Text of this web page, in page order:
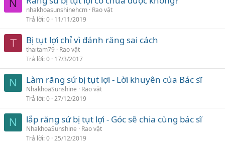
N
nhakhoasunshinehcm Rao vặt
Trả lời 0 11/11/2019
T Bị tụt lợi chỉ vì đánh răng sai cách
thaitam79
Rao vặt
Trả lời 0 17/3/2017
N Làm răng sứ bị tụt lợi - Lời khuyên của Bác sĩ
NhakhoaSunshine
Rao vặt
Trả lời 0 27/12/2019
N lắp răng sứ bị tụt lợi - Góc sẽ chia cùng bác sĩ
NhakhoaSunshine
Rao vặt
Trả lời 0 25/12/2019